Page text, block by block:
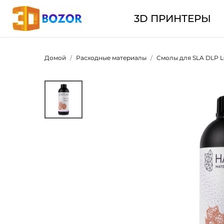
3D ПРИНТЕРЫ
Домой Расходные материалы Смолы для SLA DLP